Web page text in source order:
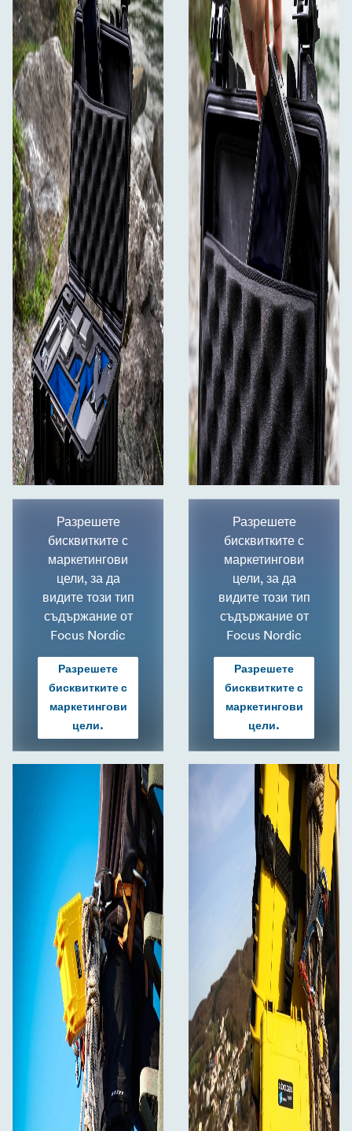
Разрешете
бисквитките с
маркетингови
цели, за да
видите този тип
съдържание от
Focus Nordic
Разрешете
бисквитките с
маркетингови
цели.
Разрешете
бисквитките с
маркетингови
цели, за да
видите този тип
съдържание от
Focus Nordic
Разрешете
бисквитките с
маркетингови
цели.